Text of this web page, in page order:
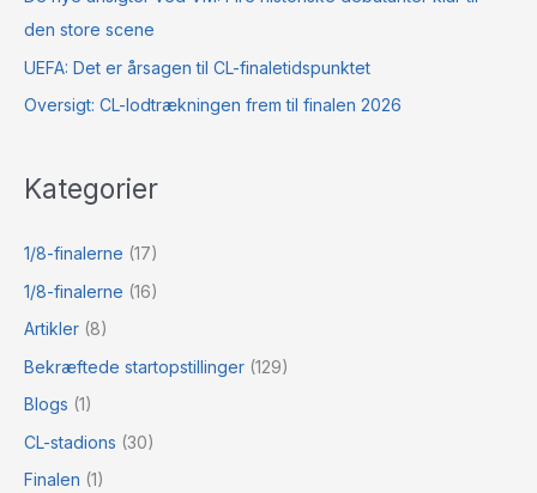
den store scene
UEFA: Det er årsagen til CL-finaletidspunktet
Oversigt: CL-lodtrækningen frem til finalen 2026
Kategorier
1/8-finalerne (17)
1/8-finalerne (16)
Artikler (8)
Bekræftede startopstillinger (129)
Blogs (1)
CL-stadions (30)
Finalen (1)